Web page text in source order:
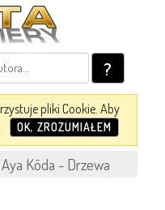
?
pliki Cookie. Aby
OK, ZROZUMIAŁEM
Aya Kōda - Drzewa